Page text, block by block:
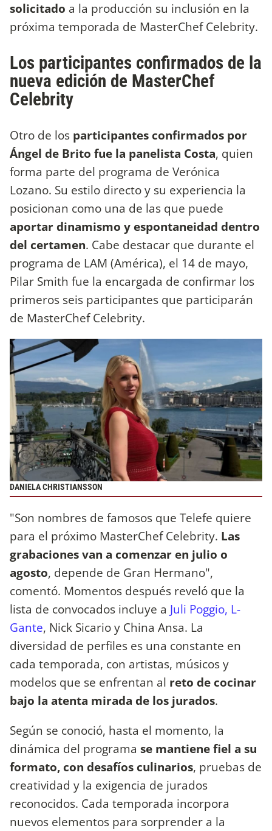
solicitado a la producción su inclusión en la
próxima temporada de MasterChef Celebrity.
Los participantes confirmados de la
nueva edición de MasterChef
Celebrity
Otro de los participantes confirmados por
Ángel de Brito fue la panelista Costa, quien
forma parte del programa de Verónica
Lozano. Su estilo directo y su experiencia la
posicionan como una de las que puede
aportar dinamismo y espontaneidad dentro
del certamen. Cabe destacar que durante el
programa de LAM (América), el 14 de mayo,
Pilar Smith fue la encargada de confirmar los
primeros seis participantes que participarán
de MasterChef Celebrity.
DANIELA CHRISTIANSSON
"Son nombres de famosos que Telefe quiere
para el próximo MasterChef Celebrity. Las
grabaciones van a comenzar en julio o
agosto, depende de Gran Hermano",
comentó. Momentos después reveló que la
lista de convocados incluye a Juli Poggio, L-
Gante, Nick Sicario y China Ansa. La
diversidad de perfiles es una constante en
cada temporada, con artistas, músicos y
modelos que se enfrentan al reto de cocinar
bajo la atenta mirada de los jurados.
Según se conoció, hasta el momento, la
dinámica del programa se mantiene fiel a su
formato, con desafíos culinarios, pruebas de
creatividad y la exigencia de jurados
reconocidos. Cada temporada incorpora
nuevos elementos para sorprender a la